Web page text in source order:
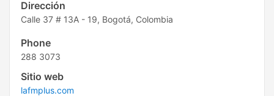
Dirección
Calle 37 # 13A - 19, Bogotá, Colombia
Phone
288 3073
Sitio web
lafmplus.com